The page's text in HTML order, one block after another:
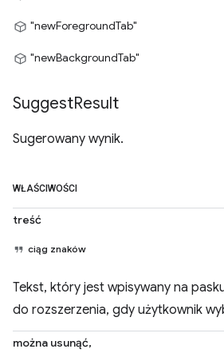
"newForegroundTab"
"newBackgroundTab"
SuggestResult
Sugerowany wynik.
WŁAŚCIWOŚCI
treść
ciąg znaków
Tekst, który jest wpisywany na
do rozszerzenia, gdy użytkownik
można usunąć,